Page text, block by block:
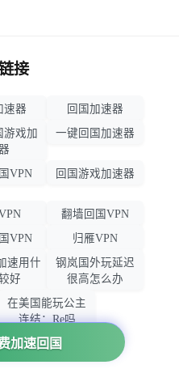
加速回国
接
速器
回国加速器
游戏加
一键回国加速器
VPN 回国游戏加速器
翻墙回国VPN
VPN
归雁VPN
速用什
好
钢岚国外玩延迟
很高怎么办
在美国能玩公主
连结：Re吗